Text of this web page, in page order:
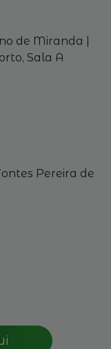
de Miranda |
Sala A
Pereira de